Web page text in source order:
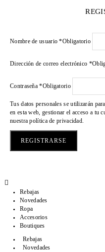
Nombre de usuario*Obligatorio
Dirección de correo electrónico *
Contraseña*Obligatorio
Tus datos personales se utilizarán
en esta web, gestionar el acceso a tu
nuestrapolítica de privacidad
REGISTRARSE
Rebajas
Novedades
Ropa
Accesorios
Boutiques
Rebajas
Novedades